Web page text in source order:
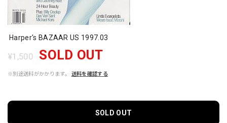
Harper's BAZAAR US 1997.03
¥1,500 SOLD OUT
※別途送料がかかります。 送料を確認する
SOLD OUT